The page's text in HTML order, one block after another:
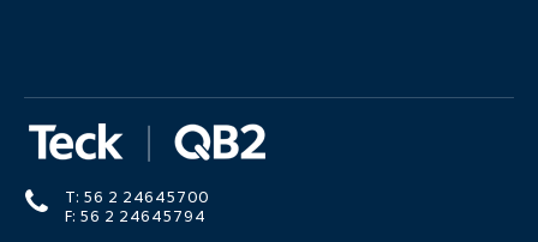
T: 56 2 24645700
F: 56 2 24645794